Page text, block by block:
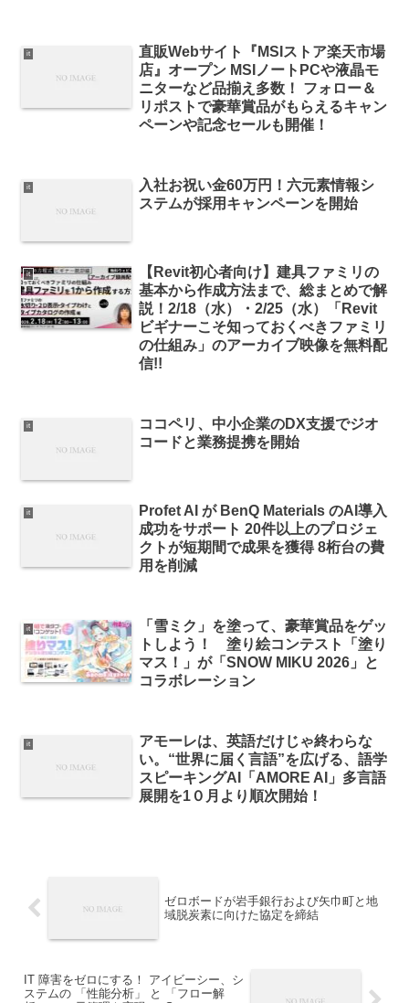
it
直販Webサイト『MSIストア楽天市場
店』オープン MSIノートPCや液晶モ
ニターなど品揃え多数！ フォロー＆
リポストで豪華賞品がもらえるキャン
ペーンや記念セールも開催！
it
入社お祝い金60万円！六元素情報シ
ステムが採用キャンペーンを開始
it
【Revit初心者向け】建具ファミリの
基本から作成方法まで、総まとめで解
説！2/18（水）・2/25（水）「Revit
ビギナーこそ知っておくべきファミリ
の仕組み」のアーカイブ映像を無料配
信!!
it
ココペリ、中小企業のDX支援でジオ
コードと業務提携を開始
it
Profet AI が BenQ Materials のAI導入
成功をサポート 20件以上のプロジェ
クトが短期間で成果を獲得 8桁台の費
用を削減
it
「雪ミク」を塗って、豪華賞品をゲッ
トしよう！ 塗り絵コンテスト「塗り
マス！」が「SNOW MIKU 2026」と
コラボレーション
it
アモーレは、英語だけじゃ終わらな
い。“世界に届く言語”を広げる、語学
スピーキングAI「AMORE AI」多言語
展開を1０月より順次開始！
ゼロボードが岩手銀行および矢巾町と地
域脱炭素に向けた協定を締結
IT 障害をゼロにする！ アイビーシー、シ
ステムの 「性能分析」 と 「フロー解